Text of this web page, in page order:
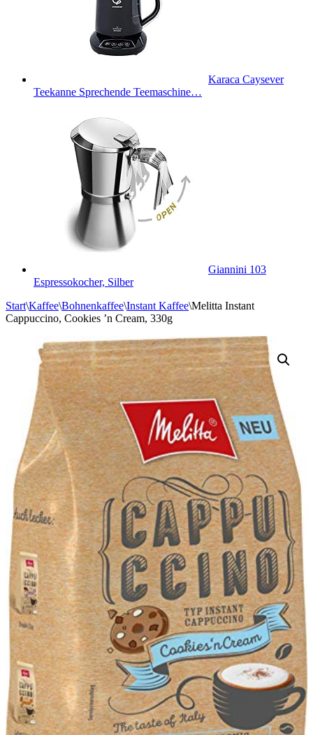
Karaca Caysever
Teekanne Sprechende Teemaschine…
Giannini 103
Espressokocher, Silber
Start\Kaffee\Bohnenkaffee\Instant Kaffee\Melitta Instant
Cappuccino, Cookies ’n Cream, 330g